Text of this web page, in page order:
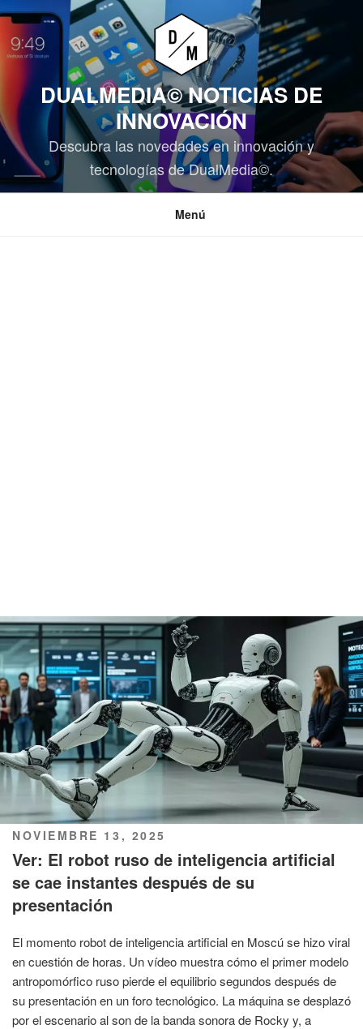
Saltar
contenido
DUALMEDIA© NOTICIAS DE
INNOVACIÓN
Descubra las novedades en innovación y
tecnologías de DualMedia©.
Menú
PUBLICADO
EL
NOVIEMBRE 13, 2025
Ver: El robot ruso de inteligencia artificial
se cae instantes después de su
presentación
El momento robot de inteligencia artificial en Moscú se hizo viral
en cuestión de horas. Un vídeo muestra cómo el primer modelo
antropomórfico ruso pierde el equilibrio segundos después de
su presentación en un foro tecnológico. La máquina se desplazó
por el escenario al son de la banda sonora de Rocky y, a